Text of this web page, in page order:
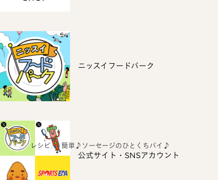
ニッスイフードパーク
公式サイト・SNSアカウント
ホーム レシピ 簡単♪ソーセージのひとくちパイ♪